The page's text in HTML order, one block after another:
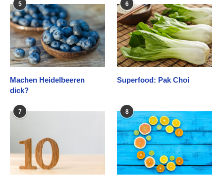
5
Machen Heidelbeeren
dick?
6
Superfood: Pak Choi
7 8